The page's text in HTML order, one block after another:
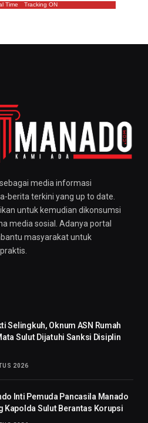
Time Tracking ON
media informasi
berita terkini yang up to date.
untuk kemudian dikonsumsi
media sosial. Adanya portal
masyarakat untuk
Selingkuh, Oknum ASN Rumah
Sulut Dijatuhi Sanksi Disiplin
2026
Inti Pemuda Pancasila Manado
Kapolda Sulut Berantas Korupsi